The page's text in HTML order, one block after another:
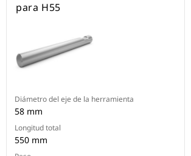
para H55
Diámetro del eje de la herramienta
58 mm
Longitud total
550 mm